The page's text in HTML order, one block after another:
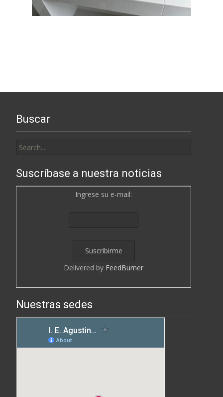
Buscar
for:
Suscríbase a nuestra noticias
Ingrese su e-mail:
Delivered by FeedBurner
Nuestras sedes